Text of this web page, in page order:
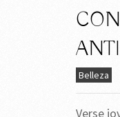
Belleza
Verse